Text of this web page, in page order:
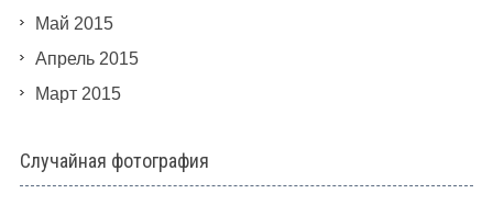
Май 2015
Апрель 2015
Март 2015
Случайная фотография